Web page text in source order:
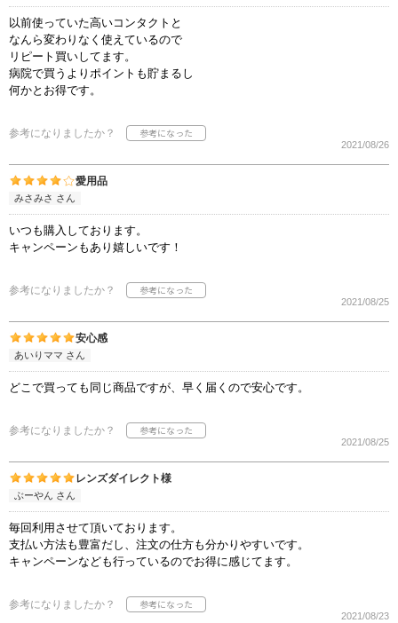
以前使っていた高いコンタクトと
なんら変わりなく使えているので
リピート買いしてます。
病院で買うよりポイントも貯まるし
何かとお得です。
参考になりましたか？
2021/08/26
愛用品
みさみさ さん
いつも購入しております。
キャンペーンもあり嬉しいです！
参考になりましたか？
2021/08/25
安心感
あいりママ さん
どこで買っても同じ商品ですが、早く届くので安心です。
参考になりましたか？
2021/08/25
レンズダイレクト様
ぶーやん さん
毎回利用させて頂いております。
支払い方法も豊富だし、注文の仕方も分かりやすいです。
キャンペーンなども行っているのでお得に感じてます。
参考になりましたか？
2021/08/23